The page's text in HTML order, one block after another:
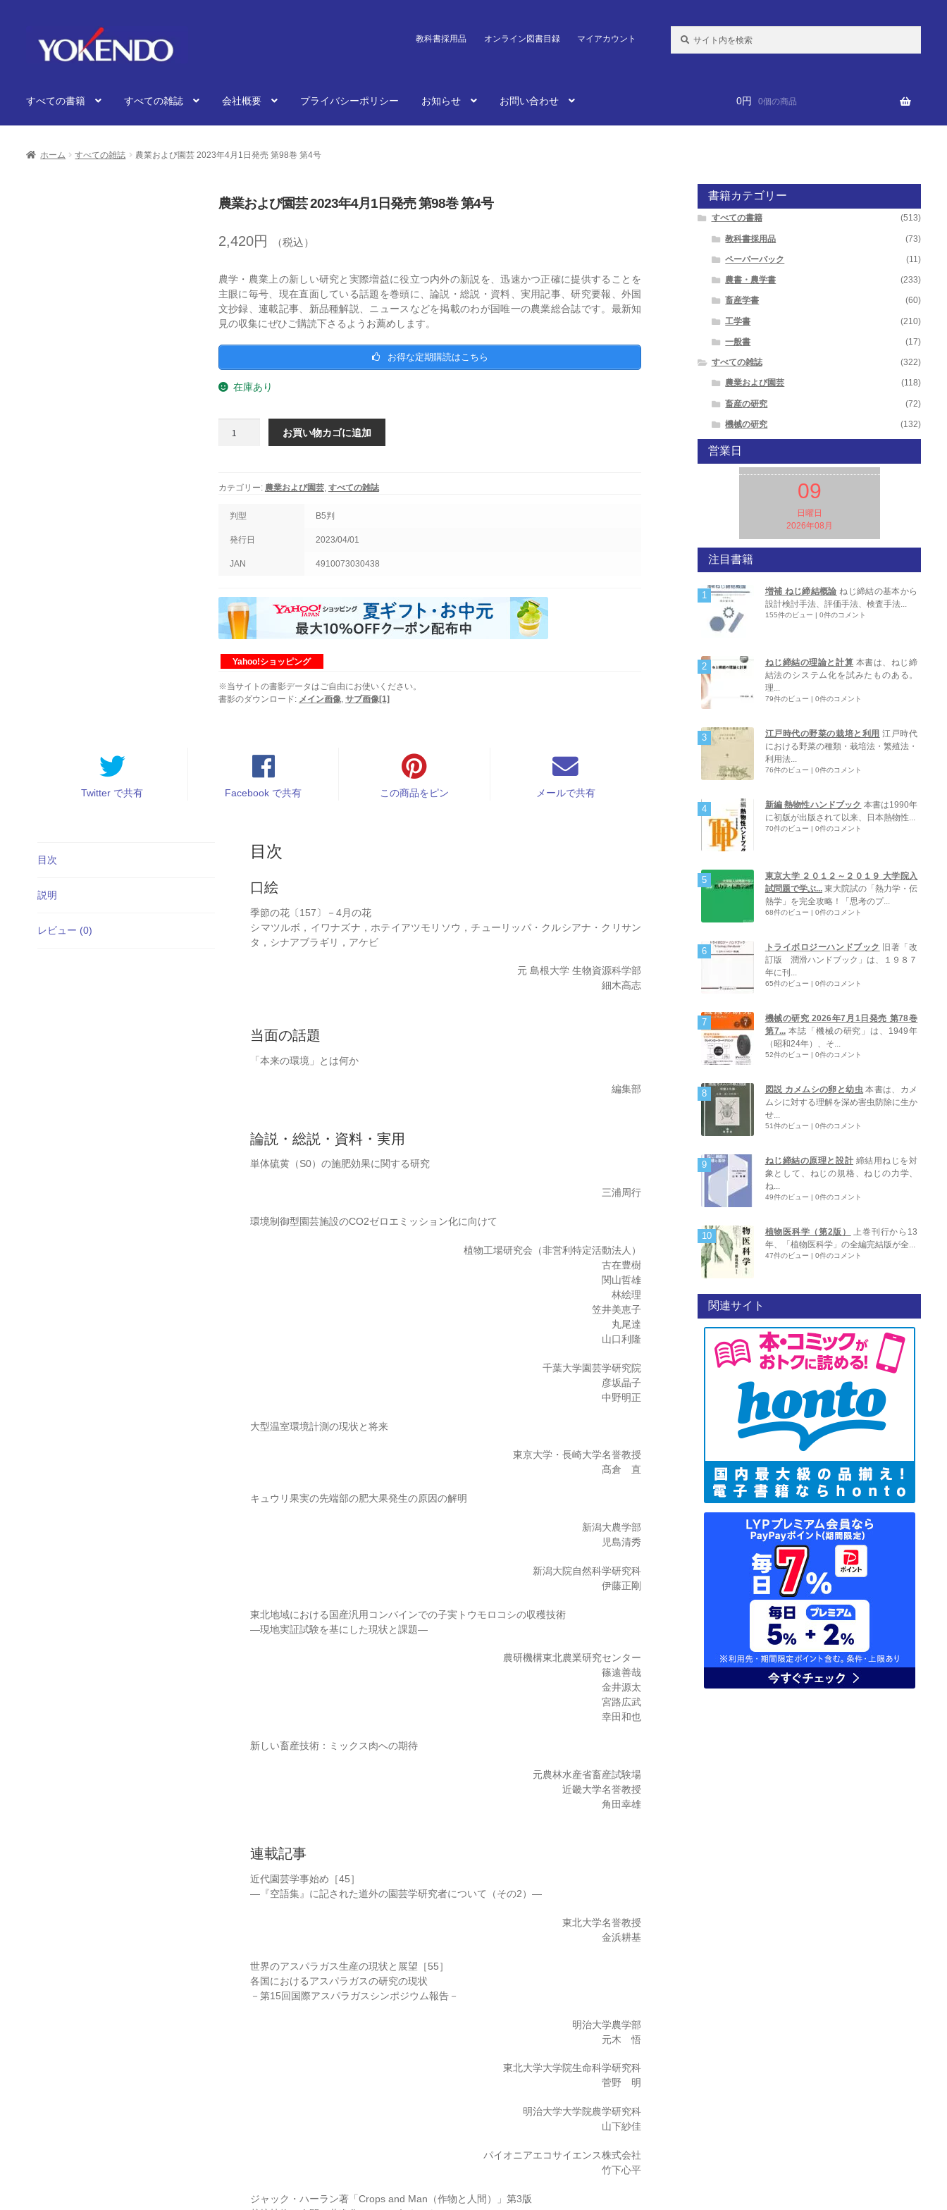
ョ
ス
へ
ッ
教科書採用品 オンライン図書目録 マイアカウント
すべての書籍 すべての雑誌 会社概要 プライバシーポリシー お知らせ お問い合わせ 0円 0個の商品
ホーム すべての雑誌 農業および園芸 2023年4月1日発売 第98巻 第4号
農業および園芸 2023年4月1日発売 第98巻 第4号
2,420円 （税込）
農学・農業上の新しい研究と実際増益に役立つ内外の新説を、迅速かつ正確に提供することを
主眼に毎号、現在直面している話題を巻頭に、論説・総説・資料、実用記事、研究要報、外国
文抄録、連載記事、新品種解説、ニュースなどを掲載のわが国唯一の農業総合誌です。最新知
見の収集にぜひご購読下さるようお薦めします。
お得な定期購読はこちら
在庫あり
び
売
第
4
お買い物カゴに追加
カテゴリー: 農業および園芸, すべての雑誌
判型 B5判
発行日 2023/04/01
JAN 4910073030438
Yahoo!ショッピング
※当サイトの書影データはご自由にお使いください。
書影のダウンロード: メイン画像, サブ画像[1]
Twitter で共有 Facebook で共有 この商品をピン メールで共有
目次
説明
レビュー (0)
目次
口絵
季節の花〔157〕－4月の花
シマツルボ，イワナズナ，ホテイアツモリソウ，チューリッパ・クルシアナ・クリサン
タ，シナアブラギリ，アケビ
元 島根大学 生物資源科学部
細木高志
当面の話題
「本来の環境」とは何か
編集部
論説・総説・資料・実用
単体硫黄（S0）の施肥効果に関する研究
三浦周行
環境制御型園芸施設のCO2ゼロエミッション化に向けて
植物工場研究会（非営利特定活動法人）
古在豊樹
関山哲雄
林絵理
笠井美恵子
丸尾達
山口利隆
千葉大学園芸学研究院
彦坂晶子
中野明正
大型温室環境計測の現状と将来
東京大学・長崎大学名誉教授
髙倉 直
キュウリ果実の先端部の肥大果発生の原因の解明
新潟大農学部
児島清秀
新潟大院自然科学研究科
伊藤正剛
東北地域における国産汎用コンバインでの子実トウモロコシの収穫技術
―現地実証試験を基にした現状と課題―
農研機構東北農業研究センター
篠遠善哉
金井源太
宮路広武
幸田和也
新しい畜産技術：ミックス肉への期待
元農林水産省畜産試験場
近畿大学名誉教授
角田幸雄
連載記事
近代園芸学事始め［45］
―『空語集』に記された道外の園芸学研究者について（その2）―
東北大学名誉教授
金浜耕基
世界のアスパラガス生産の現状と展望［55］
各国におけるアスパラガスの研究の現状
－第15回国際アスパラガスシンポジウム報告－
明治大学農学部
元木 悟
東北大学大学院生命科学研究科
菅野 明
明治大学大学院農学研究科
山下紗佳
パイオニアエコサイエンス株式会社
竹下心平
ジャック・ハーラン著「Crops and Man（作物と人間）」第3版
書籍カテゴリー
すべての書籍 (513)
教科書採用品 (73)
ペーパーバック (11)
農書・農学書 (233)
畜産学書 (60)
工学書 (210)
一般書 (17)
すべての雑誌 (322)
農業および園芸 (118)
畜産の研究 (72)
機械の研究 (132)
営業日
09
日曜日
2026年08月
注目書籍
増補 ねじ締結概論 ねじ締結の基本から
設計検討手法、評価手法、検査手法...
155件のビュー | 0件のコメント
ねじ締結の理論と計算 本書は、ねじ締
結法のシステム化を試みたものある。
理...
79件のビュー | 0件のコメント
江戸時代の野菜の栽培と利用 江戸時代
における野菜の種類・栽培法・繁殖法・
利用法...
76件のビュー | 0件のコメント
新編 熱物性ハンドブック 本書は1990年
に初版が出版されて以来、日本熱物性...
70件のビュー | 0件のコメント
東京大学 ２０１２～２０１９ 大学院入
試問題で学ぶ... 東大院試の「熱力学・伝
熱学」を完全攻略！「思考のプ...
68件のビュー | 0件のコメント
トライボロジーハンドブック
旧著「改
訂版 潤滑ハンドブック」は、１９８７
年に刊...
65件のビュー | 0件のコメント
機械の研究 2026年7月1日発売 第78巻
第7... 本誌「機械の研究」は、1949年
（昭和24年）、そ...
52件のビュー | 0件のコメント
図説 カメムシの卵と幼虫 本書は、カメ
ムシに対する理解を深め害虫防除に生か
せ...
51件のビュー | 0件のコメント
ねじ締結の原理と設計 締結用ねじを対
象として、ねじの規格、ねじの力学、
ね...
49件のビュー | 0件のコメント
植物医科学（第2版）
上巻刊行から13
年、「植物医科学」の全編完結版が全...
47件のビュー | 0件のコメント
関連サイト